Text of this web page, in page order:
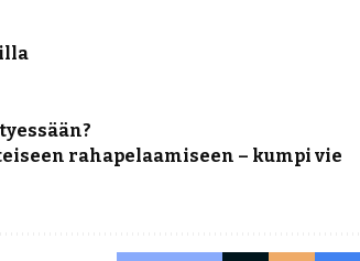
rahapelaamiseen – kumpi vie